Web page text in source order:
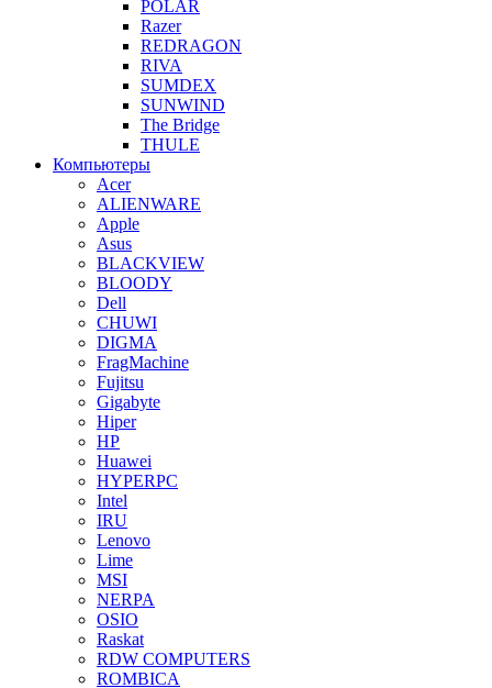
POLAR
Razer
REDRAGON
RIVA
SUMDEX
SUNWIND
The Bridge
THULE
Компьютеры
Acer
ALIENWARE
Apple
Asus
BLACKVIEW
BLOODY
Dell
CHUWI
DIGMA
FragMachine
Fujitsu
Gigabyte
Hiper
HP
Huawei
HYPERPC
Intel
IRU
Lenovo
Lime
MSI
NERPA
OSIO
Raskat
RDW COMPUTERS
ROMBICA